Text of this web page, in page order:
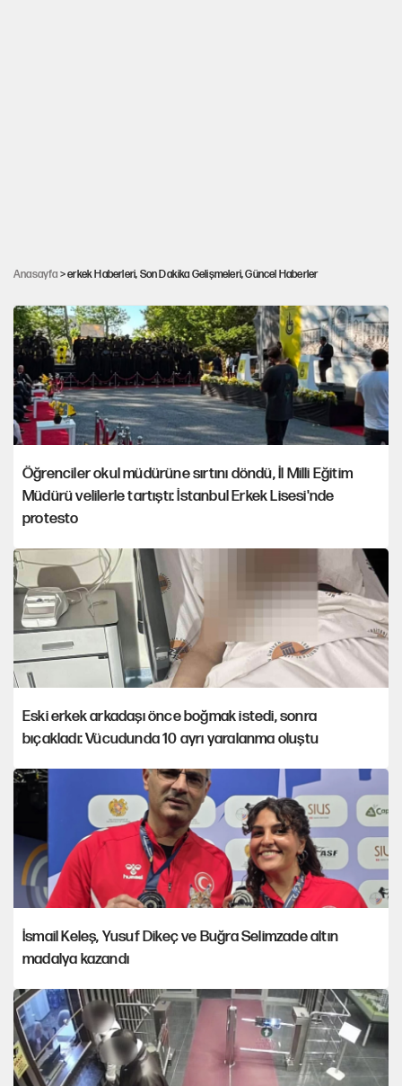
Anasayfa > erkek Haberleri, Son Dakika Gelişmeleri, Güncel Haberler
Yarı çıplak şahıs üst geçitte asılı bulundu
Öğrenciler okul müdürüne sırtını döndü, İl Milli Eğitim
Müdürü velilerle tartıştı: İstanbul Erkek Lisesi'nde
protesto
Eski erkek arkadaşı önce boğmak istedi, sonra
bıçakladı: Vücudunda 10 ayrı yaralanma oluştu
İsmail Keleş, Yusuf Dikeç ve Buğra Selimzade altın
madalya kazandı